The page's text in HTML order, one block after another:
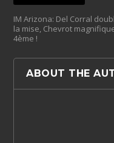
IM Arizona: Del Corral
la mise, Chevrot
4ème !
ABOUT THE